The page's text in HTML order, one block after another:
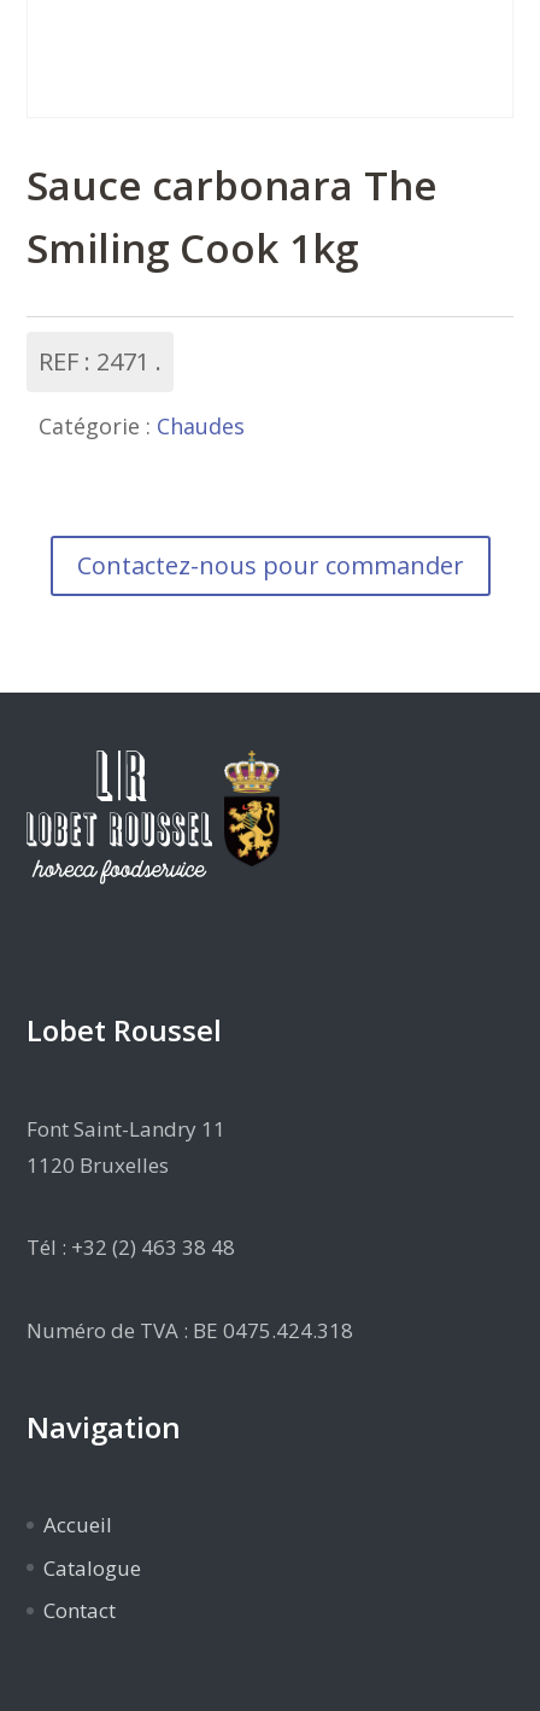
Sauce carbonara The
Smiling Cook 1kg
REF : 2471
Catégorie : Chaudes
Contactez-nous pour commander
Lobet Roussel
Font Saint-Landry 11
1120 Bruxelles
Tél : +32 (2) 463 38 48
Numéro de TVA : BE 0475.424.318
Navigation
Accueil
Catalogue
Contact